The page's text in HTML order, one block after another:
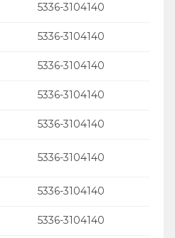
5336-3104140
5336-3104140
5336-3104140
5336-3104140
5336-3104140
5336-3104140
5336-3104140
5336-3104140